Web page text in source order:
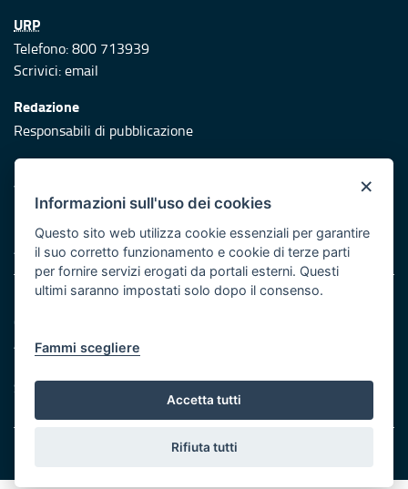
URP
Telefono: 800 713939
Scrivici:email
Redazione
Responsabili di pubblicazione
Protezione civile
Vai al sito di Protezione Civile Puglia
Iniziativa finanziata con risorse del POR Puglia 2014/2020 -
Asse XI
Note legali
Cookie e privacy
Atti di notifica
Servizi Intranet
© Regione Puglia
×
Informazioni sull'uso dei cookies
Questo sito web utilizza cookie essenziali per garantire
il suo corretto funzionamento e cookie di terze parti
per fornire servizi erogati da portali esterni. Questi
ultimi saranno impostati solo dopo il consenso.
Fammi scegliere
Accetta tutti
Rifiuta tutti